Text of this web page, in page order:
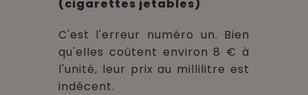
(cigarettes jetables)
C'est l'erreur numéro un. Bien
qu'elles coûtent environ 8 € à
l'unité, leur prix au millilitre est
indécent.